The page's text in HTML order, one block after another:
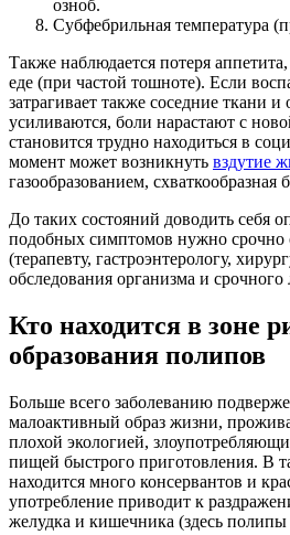
озноб.
Субфебрильная температура
Также наблюдается потеря
еде (при частой тошноте). Если
затрагивает также соседние ткани
усиливаются, боли нарастают с
становится трудно находиться в
момент может возникнуть вздутие
газообразованием, схваткообразная
До таких состояний доводить себя
подобных симптомов нужно срочно
(терапевту, гастроэнтерологу,
обследования организма и срочного
Кто находится в зоне
образования полипов
Больше всего заболеванию
малоактивный образ жизни,
плохой экологией,
пищей быстрого приготовления. В
находится много консервантов и
употребление приводит к
желудка и кишечника (здесь полипы